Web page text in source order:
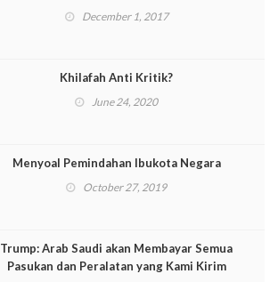
December 1, 2017
Khilafah Anti Kritik?
June 24, 2020
Menyoal Pemindahan Ibukota Negara
October 27, 2019
Trump: Arab Saudi akan Membayar Semua
Pasukan dan Peralatan yang Kami Kirim